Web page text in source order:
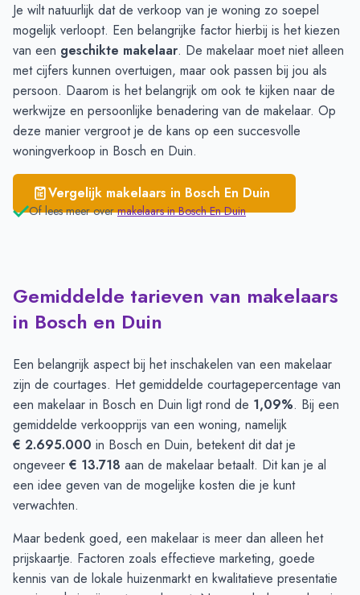
Je wilt natuurlijk dat de verkoop van je woning zo soepel
mogelijk verloopt. Een belangrijke factor hierbij is het kiezen
van een geschikte makelaar. De makelaar moet niet alleen
met cijfers kunnen overtuigen, maar ook passen bij jou als
persoon. Daarom is het belangrijk om ook te kijken naar de
werkwijze en persoonlijke benadering van de makelaar. Op
deze manier vergroot je de kans op een succesvolle
woningverkoop in Bosch en Duin.
Vergelijk makelaars in Bosch En Duin
Of lees meer over makelaars inBosch En Duin
Gemiddelde tarieven van makelaars
in Bosch en Duin
Een belangrijk aspect bij het inschakelen van een makelaar
zijn de courtages. Het gemiddelde courtagepercentage van
een makelaar in Bosch en Duin ligt rond de 1,09%. Bij een
gemiddelde verkoopprijs van een woning, namelijk
€ 2.695.000 in Bosch en Duin, betekent dit dat je
ongeveer € 13.718 aan de makelaar betaalt. Dit kan je al
een idee geven van de mogelijke kosten die je kunt
verwachten.
Maar bedenk goed, een makelaar is meer dan alleen het
prijskaartje. Factoren zoals effectieve marketing, goede
kennis van de lokale huizenmarkt en kwalitatieve presentatie